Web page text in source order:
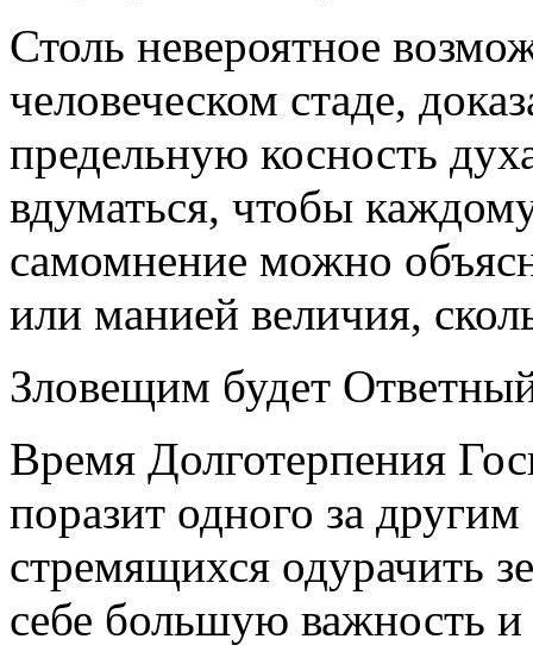
Столь невероятное
человеческом стаде,
предельную косность
вдуматься, чтобы
самомнение можно
или манией величия,
Зловещим будет
Время Долготерпения
поразит одного за
стремящихся одурачить
себе большую важность